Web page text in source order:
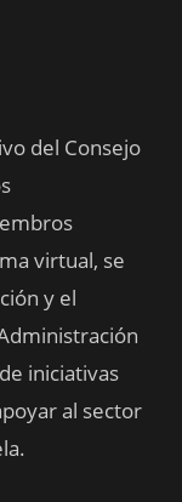
del Consejo
virtual, se
y el
iniciativas
al sector